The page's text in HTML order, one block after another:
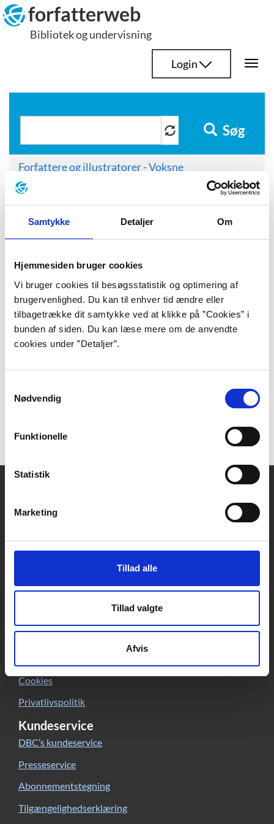
Samtykke Detaljer Om
Hjemmesiden bruger cookies
Vi bruger cookies til besøgsstatistik og optimering af
brugervenlighed. Du kan til enhver tid ændre eller
tilbagetrække dit samtykke ved at klikke på ”Cookies” i
bunden af siden. Du kan læse mere om de anvendte
cookies under ”Detaljer”.
Nødvendig
Funktionelle
Statistik
Marketing
Tillad alle
Tillad valgte
Afvis
Hop
til
indhold
forfatterweb
Bibliotek og undervisning
Login
Søg
Forfattere og illustratorer - Voksne
Kilder citeret i
portrættet
Holm, Ester Skibsted:Interview med Peder Frederik
Jensen. Forfatterweb, 2012.
Moestrup, Mathilde: Peder Frederik Jensen kunne
Information, 2020-09-04.
DBC DIGITAL A/S
2750 Ballerup
CVR: 15149043 | EAN: 579 000 126830 5
Skriv til Forfatterweb-redaktionen
Cookies
Privatlivspolitik
Kundeservice
DBC’s kundeservice
Presseservice
Abonnementstegning
Tilgængelighedserklæring